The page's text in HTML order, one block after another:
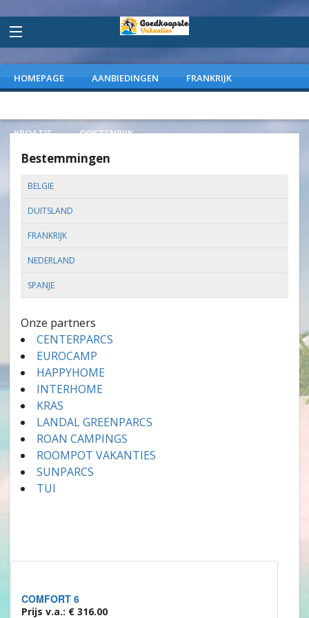
HOMEPAGE AANBIEDINGEN FRANKRIJK
KROATIE OOSTENRIJK
Bestemmingen
BELGIE
DUITSLAND
FRANKRIJK
NEDERLAND
SPANJE
Onze partners
CENTERPARCS
EUROCAMP
HAPPYHOME
INTERHOME
KRAS
LANDAL GREENPARCS
ROAN CAMPINGS
ROOMPOT VAKANTIES
SUNPARCS
TUI
COMFORT 6
Prijs v.a.: € 316.00